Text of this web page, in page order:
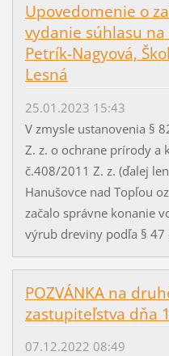
Upovedomenie o
vydanie súhlasu
Petrík-Nagyová,
Lesná
25.01.2023 15:43
V zmysle ustanovenia §
Z. z. o ochrane prírody a
č.408/2011 Z. z. (ďalej
Hanušovce nad Topľou
začalo správne konanie
výrub dreviny podľa § 47
POZVÁNKA na
zastupiteľstva dňa
07.12.2022 08:49